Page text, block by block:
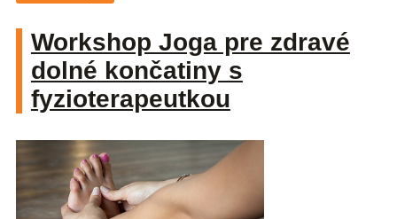
Workshop Joga pre zdravé
dolné končatiny s
fyzioterapeutkou